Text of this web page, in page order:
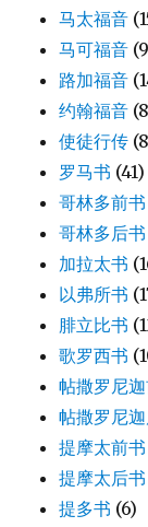
马太福音
马可福音
路加福音
约翰福音
使徒行传
罗马书 (41)
哥林多前书
哥林多后书
加拉太书
以弗所书
腓立比书
歌罗西书
帖撒罗尼
帖撒罗尼
提摩太前书
提摩太后书
提多书 (6)